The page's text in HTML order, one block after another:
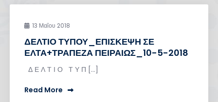
13 Μαΐου 2018
ΔΕΛΤΙΟ ΤΥΠΟΥ_ΕΠΙΣΚΕΨΗ ΣΕ
ΕΛΤΑ+ΤΡΑΠΕΖΑ ΠΕΙΡΑΙΩΣ_10-5-2018
Δ Ε Λ Τ Ι Ο Τ Υ Π […]
Read More